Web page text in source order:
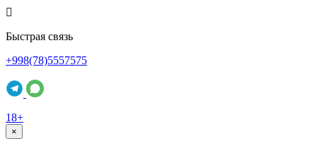
Быстрая связь
+998(78)5557575
18+
×